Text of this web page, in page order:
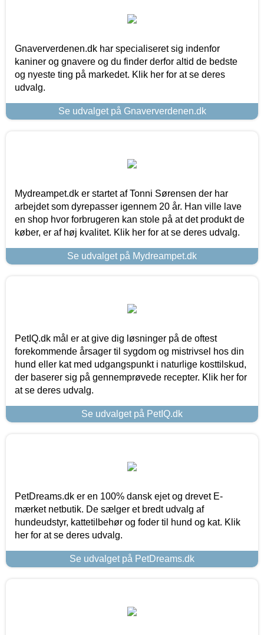
Gnaververdenen.dk har specialiseret sig indenfor
kaniner og gnavere og du finder derfor altid de bedste
og nyeste ting på markedet. Klik her for at se deres
udvalg.
Se udvalget på Gnaververdenen.dk
Mydreampet.dk er startet af Tonni Sørensen der har
arbejdet som dyrepasser igennem 20 år. Han ville lave
en shop hvor forbrugeren kan stole på at det produkt de
køber, er af høj kvalitet. Klik her for at se deres udvalg.
Se udvalget på Mydreampet.dk
PetIQ.dk mål er at give dig løsninger på de oftest
forekommende årsager til sygdom og mistrivsel hos din
hund eller kat med udgangspunkt i naturlige kosttilskud,
der baserer sig på gennemprøvede recepter. Klik her for
at se deres udvalg.
Se udvalget på PetIQ.dk
PetDreams.dk er en 100% dansk ejet og drevet E-
mærket netbutik. De sælger et bredt udvalg af
hundeudstyr, kattetilbehør og foder til hund og kat. Klik
her for at se deres udvalg.
Se udvalget på PetDreams.dk